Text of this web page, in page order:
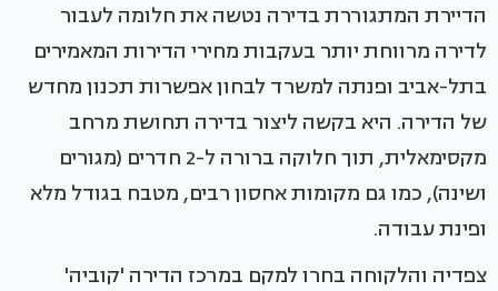
הדיירת המתגוררת בדירה נטשה את חלומה לעבור
לדירה מרווחת יותר בעקבות מחירי הדירות המאמירים
בתל-אביב ופנתה למשרד לבחון אפשרות תכנון מחדש
של הדירה. היא בקשה ליצור בדירה תחושת מרחב
מקסימאלית, תוך חלוקה ברורה ל-2 חדרים (מגורים
ושינה), כמו גם מקומות אחסון רבים, מטבח בגודל מלא
ופינת עבודה.
צפדיה והלקוחה בחרו למקם במרכז הדירה 'קוביה'